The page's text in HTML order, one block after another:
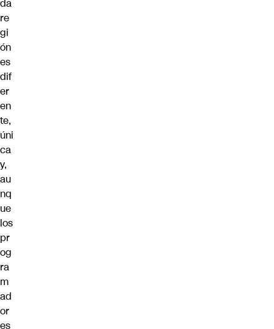
da
re
gi
ón
es
dif
er
en
te,
úni
ca
y,
au
nq
ue
los
pr
og
ra
m
ad
or
es